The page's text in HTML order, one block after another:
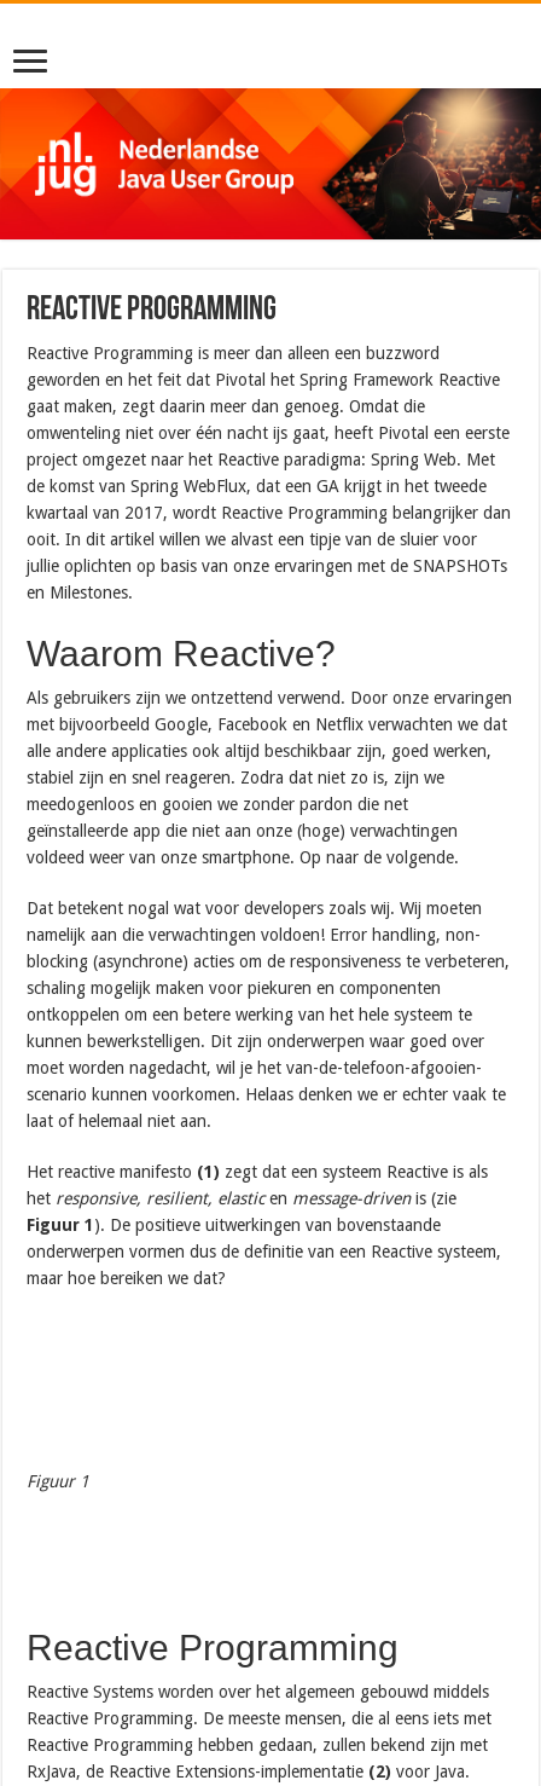
Reactive Programming
Reactive Programming is meer dan alleen een buzzword
geworden en het feit dat Pivotal het Spring Framework Reactive
gaat maken, zegt daarin meer dan genoeg. Omdat die
omwenteling niet over één nacht ijs gaat, heeft Pivotal een eerste
project omgezet naar het Reactive paradigma: Spring Web. Met
de komst van Spring WebFlux, dat een GA krijgt in het tweede
kwartaal van 2017, wordt Reactive Programming belangrijker dan
ooit. In dit artikel willen we alvast een tipje van de sluier voor
jullie oplichten op basis van onze ervaringen met de SNAPSHOTs
en Milestones.
Waarom Reactive?
Als gebruikers zijn we ontzettend verwend. Door onze ervaringen
met bijvoorbeeld Google, Facebook en Netflix verwachten we dat
alle andere applicaties ook altijd beschikbaar zijn, goed werken,
stabiel zijn en snel reageren. Zodra dat niet zo is, zijn we
meedogenloos en gooien we zonder pardon die net
geïnstalleerde app die niet aan onze (hoge) verwachtingen
voldeed weer van onze smartphone. Op naar de volgende.
Dat betekent nogal wat voor developers zoals wij. Wij moeten
namelijk aan die verwachtingen voldoen! Error handling, non-
blocking (asynchrone) acties om de responsiveness te verbeteren,
schaling mogelijk maken voor piekuren en componenten
ontkoppelen om een betere werking van het hele systeem te
kunnen bewerkstelligen. Dit zijn onderwerpen waar goed over
moet worden nagedacht, wil je het van-de-telefoon-afgooien-
scenario kunnen voorkomen. Helaas denken we er echter vaak te
laat of helemaal niet aan.
Het reactive manifesto (1) zegt dat een systeem Reactive is als
het responsive, resilient, elasticen message-drivenis (zie
Figuur 1). De positieve uitwerkingen van bovenstaande
onderwerpen vormen dus de definitie van een Reactive systeem,
maar hoe bereiken we dat?
Figuur 1
Reactive Programming
Reactive Systems worden over het algemeen gebouwd middels
Reactive Programming. De meeste mensen, die al eens iets met
Reactive Programming hebben gedaan, zullen bekend zijn met
RxJava, de Reactive Extensions-implementatie (2) voor Java.